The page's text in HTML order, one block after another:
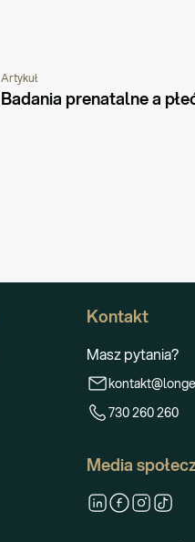
CIĄŻA I MACIERZYŃSTWO PORADNIK
Artykuł
Badania prenatalne a
Kontakt
Masz pytania?
730 260 260
Media